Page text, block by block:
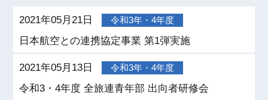
2021年05月21日 令和3年・4年度
日本航空との連携協定事業 第1弾実施
2021年05月13日 令和3年・4年度
令和3・4年度 全旅連青年部 出向者研修会